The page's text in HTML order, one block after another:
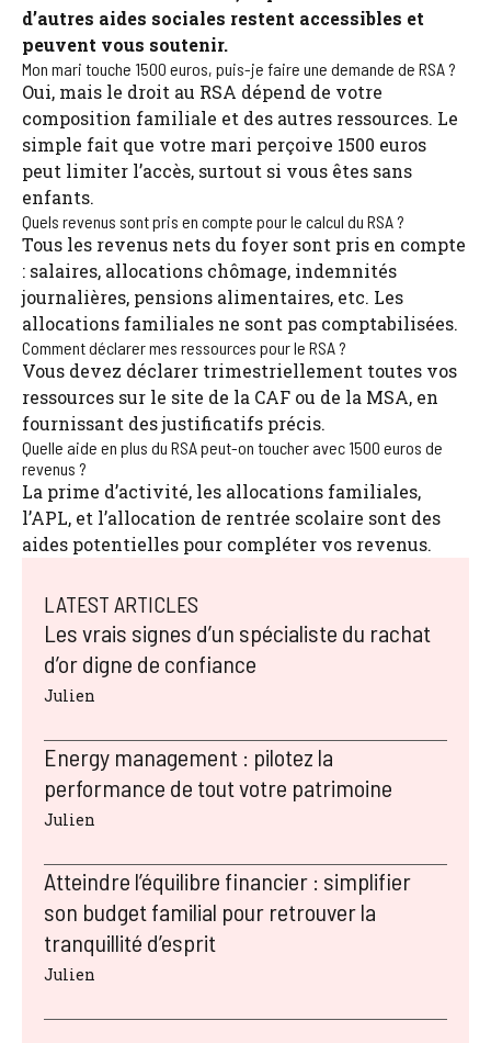
d’autres aides sociales restent accessibles et
peuvent vous soutenir.
Mon mari touche 1500 euros, puis-je faire une demande de RSA ?
Oui, mais le droit au RSA dépend de votre
composition familiale et des autres ressources. Le
simple fait que votre mari perçoive 1500 euros
peut limiter l’accès, surtout si vous êtes sans
enfants.
Quels revenus sont pris en compte pour le calcul du RSA ?
Tous les revenus nets du foyer sont pris en compte
: salaires, allocations chômage, indemnités
journalières, pensions alimentaires, etc. Les
allocations familiales ne sont pas comptabilisées.
Comment déclarer mes ressources pour le RSA ?
Vous devez déclarer trimestriellement toutes vos
ressources sur le site de la CAF ou de la MSA, en
fournissant des justificatifs précis.
Quelle aide en plus du RSA peut-on toucher avec 1500 euros de
revenus ?
La prime d’activité, les allocations familiales,
l’APL, et l’allocation de rentrée scolaire sont des
aides potentielles pour compléter vos revenus.
LATEST ARTICLES
Les vrais signes d’un spécialiste du rachat
d’or digne de confiance
Julien
Energy management : pilotez la
performance de tout votre patrimoine
Julien
Atteindre l’équilibre financier : simplifier
son budget familial pour retrouver la
tranquillité d’esprit
Julien